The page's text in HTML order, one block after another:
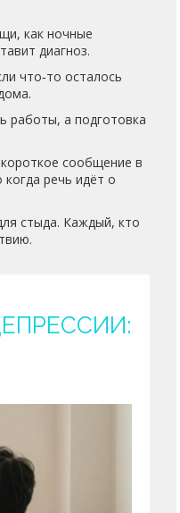
как ночные
диагноз.
что‑то осталось
работы, а подготовка
сообщение в
речь идёт о
стыда. Каждый, кто